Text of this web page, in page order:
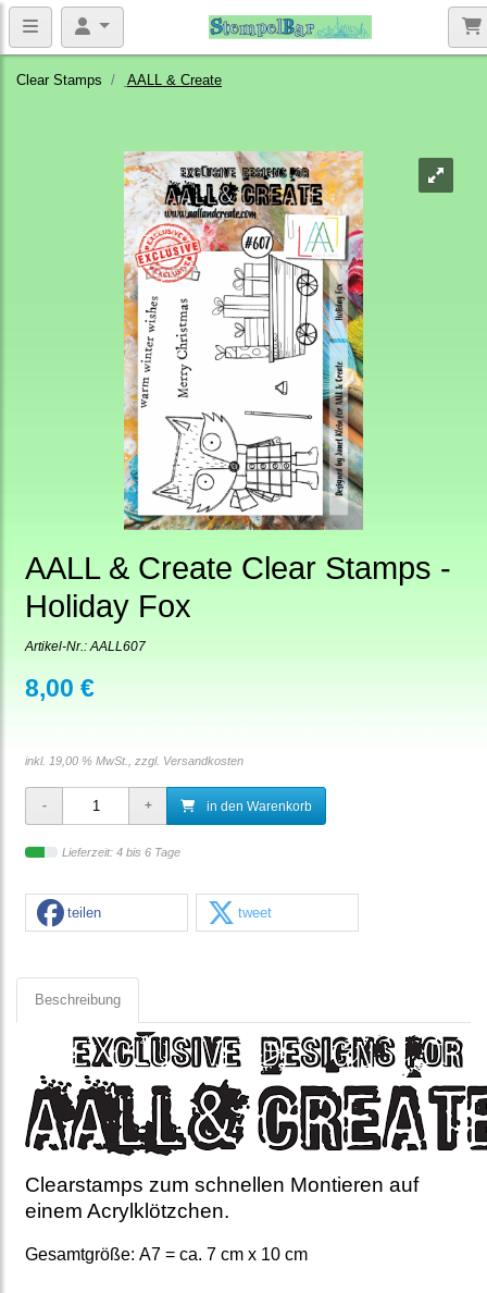
Clear Stamps AALL & Create
AALL & Create Clear Stamps -
Holiday Fox
Artikel-Nr.: AALL607
8,00 €
inkl. 19,00 % MwSt., zzgl. Versandkosten
in den Warenkorb
Lieferzeit: 4 bis 6 Tage
teilen tweet
Beschreibung
Clearstamps zum schnellen Montieren auf
einem Acrylklötzchen.
Gesamtgröße: A7 = ca. 7 cm x 10 cm